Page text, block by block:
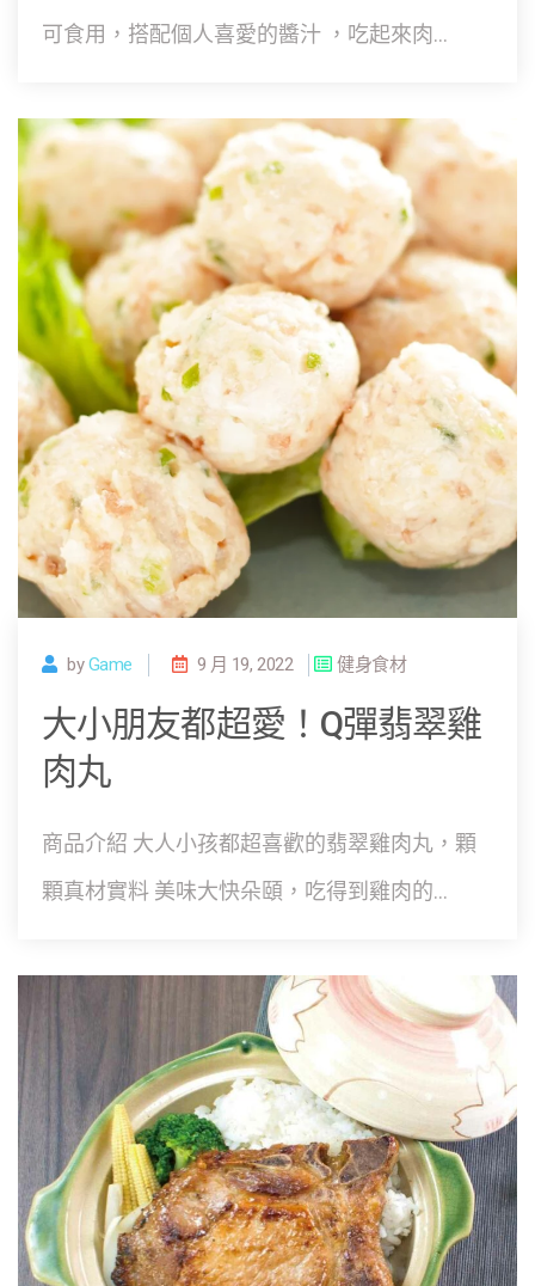
可食用，搭配個人喜愛的醬汁 ，吃起來肉...
byGame 9 月 19, 2022 健身食材
大小朋友都超愛！Q彈翡翠雞
肉丸
商品介紹 大人小孩都超喜歡的翡翠雞肉丸，顆
顆真材實料 美味大快朵頤，吃得到雞肉的...